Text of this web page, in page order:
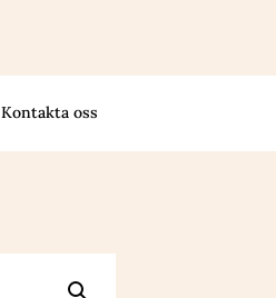
Kontakta oss